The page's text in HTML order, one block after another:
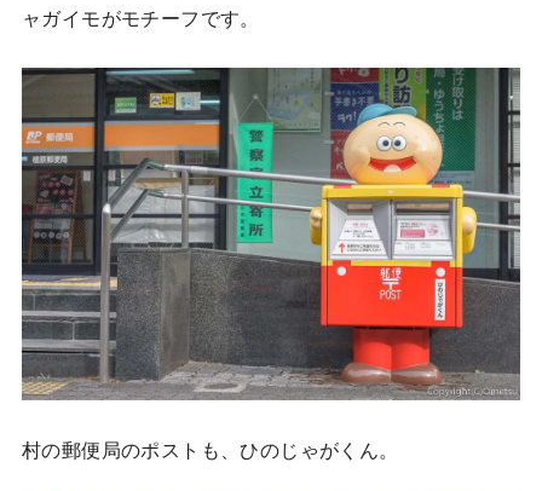
ャガイモがモチーフです。
村の郵便局のポストも、ひのじゃがくん。